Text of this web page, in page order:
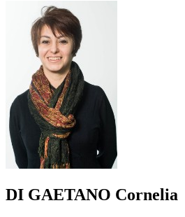
DI GAETANO Cornelia